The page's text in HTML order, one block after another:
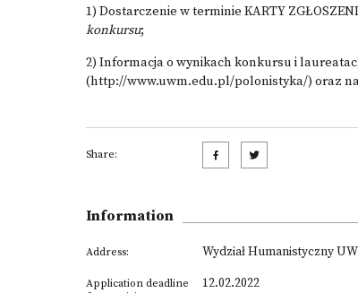
1) Dostarczenie w terminie KARTY
konkursu;
2) Informacja o wynikach konkursu i
(http://www.uwm.edu.pl/polonistyka/) oraz
Share:
Information
Address: Wydział Humanistyczny
Application deadline
12.02.2022